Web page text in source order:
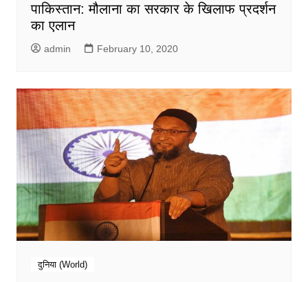
पाकिस्तान: मौलाना का सरकार के खिलाफ प्रदर्शन
का एलान
admin February 10, 2020
दुनिया (World)